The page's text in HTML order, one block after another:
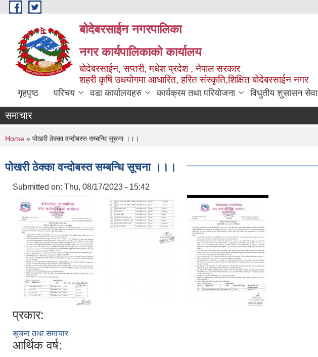
Skip to main content
बोदेबरसाईन नगरपालिका
नगर कार्यपालिकाको कार्यालय
बोदेबरसाईन, सप्तरी, मधेश प्रदेश , नेपाल सरकार
शहरी कृषि उधयोगमा आधारित, हरित संस्कृति,शिक्षित बोदेबरसाईन नगर
गृहपृष्ठ परिचय वडा कार्यालयहरु कार्यक्रम तथा परियोजना विधुतीय शुसासन सेवा
समाचार
You are here
Home » पोखरी ठेक्का वन्दोबस्त सम्बन्धि सूचना ।।।
पोखरी ठेक्का वन्दोबस्त सम्बन्धि सूचना ।।।
Submitted on: Thu, 08/17/2023 - 15:42
प्रकार:
सूचना तथा समाचार
आर्थिक वर्ष: